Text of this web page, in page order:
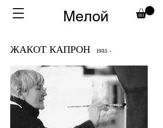
Мелой
ЖАКОТ КАПРОН 1935 -